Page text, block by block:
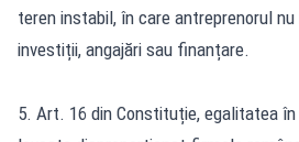
teren instabil, în care antreprenorul
investiții, angajări sau finanțare.
5. Art. 16 din Constituție, egalitatea